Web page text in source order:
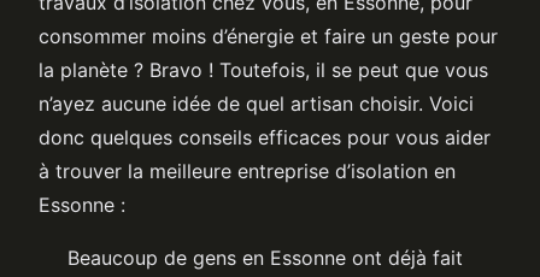
consommer moins d’énergie et faire un geste pour
la planète ? Bravo ! Toutefois, il se peut que vous
n’ayez aucune idée de quel artisan choisir. Voici
donc quelques conseils efficaces pour vous aider
à trouver la meilleure entreprise d’isolation en
Essonne :
Beaucoup de gens en Essonne ont déjà fait